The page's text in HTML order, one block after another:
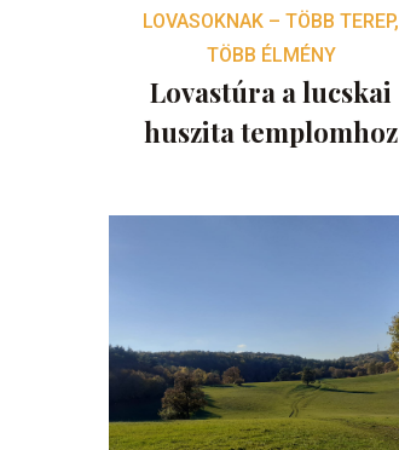
LOVASOKNAK – TÖBB TEREP,
TÖBB ÉLMÉNY
Lovastúra a lucskai
huszita templomhoz